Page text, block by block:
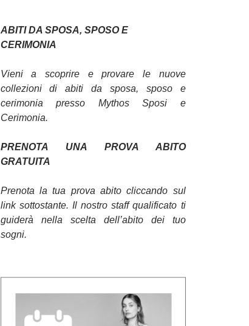
ABITI DA SPOSA, SPOSO E
CERIMONIA
Vieni a scoprire e provare le nuove
collezioni di abiti da sposa, sposo e
cerimonia presso Mythos Sposi e
Cerimonia.
PRENOTA UNA PROVA ABITO
GRATUITA
Prenota la tua prova abito cliccando sul
link sottostante. Il nostro staff qualificato ti
guiderà nella scelta dell’abito dei tuo
sogni.